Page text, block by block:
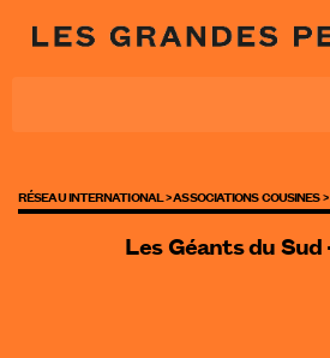
RÉSEAU INTERNATIONAL >ASSOCIATIONS COUSINES >
Les Géants du Sud